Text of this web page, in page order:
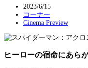
2023/6/15
コーナー
Cinema Preview
ヒーローの宿命にあら